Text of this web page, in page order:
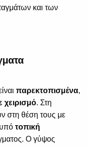
και των
παρεκτοπισμένα,
χειρισμό. Στη
στη θέση τους με
υπό τοπική
Ο γύψος